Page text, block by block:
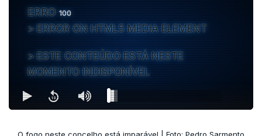
ERRO100
ERROR ON HTML5 MEDIA ELEMENT
ESTE CONTEÚDO ESTÁ NESTE
MOMENTO INDISPONÍVEL